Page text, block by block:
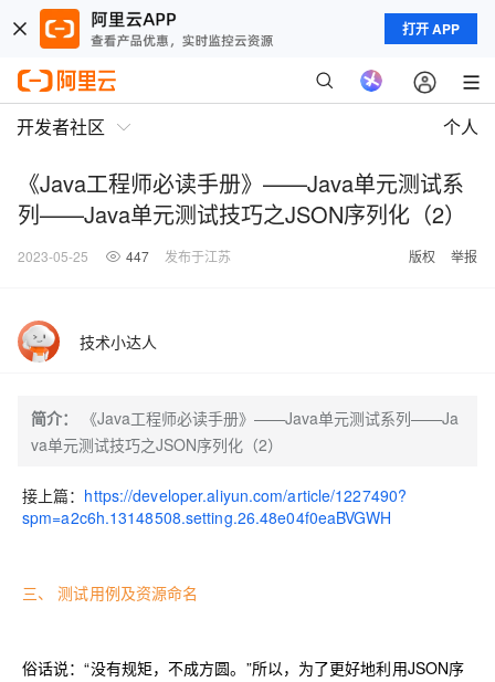
打开 APP
开发者社区 个人
《Java工程师必读手册》——Java单元测试系
列——Java单元测试技巧之JSON序列化（2）
2023-05-25 447 发布于江苏 版权 举报
技术小达人
简介：
《Java工程师必读手册》——Java单元测试系列——Ja
va单元测试技巧之JSON序列化（2）
接上篇： https://developer.aliyun.com/article/1227490?
spm=a2c6h.13148508.setting.26.48e04f0eaBVGWH
三、测试用例及资源命名
俗话说：“没有规矩，不成方圆。”所以，为了更好地利用JSON序